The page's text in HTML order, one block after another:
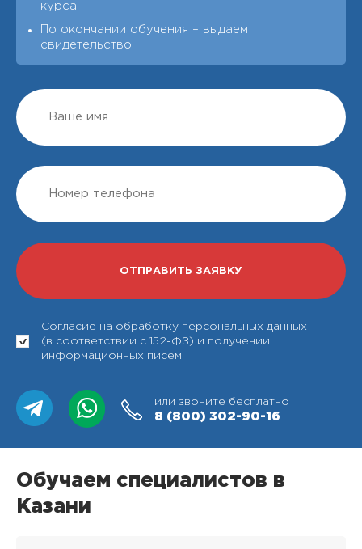
курса
По окончании обучения – выдаeм
свидетельство
Согласие на обработку персональных данных
(в соответствии с 152-ФЗ) и получении
информационных писем
или звоните бесплатно
8 (800) 302-90-16
Обучаем специалистов в
Казани